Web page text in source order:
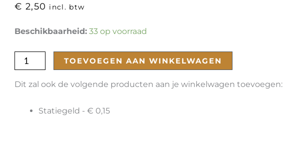
€ 2,50 incl. btw
Beschikbaarheid: 33 op voorraad
Guinness
33cl
aantal
TOEVOEGEN AAN WINKELWAGEN
Dit zal ook de volgende producten aan je winkelwagen toevoegen:
Statiegeld -€ 0,15